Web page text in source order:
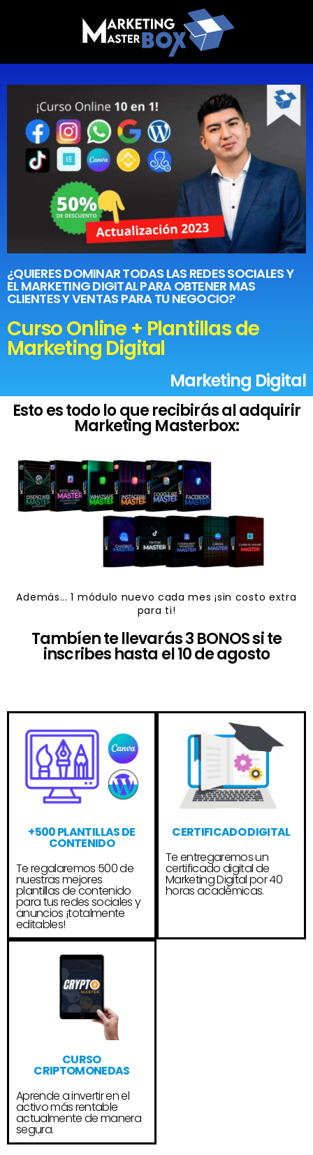
¿QUIERES DOMINAR TODAS LAS REDES SOCIALES Y
EL MARKETING DIGITAL PARA OBTENER MAS
CLIENTES Y VENTAS PARA TU NEGOCIO?
Curso Online + Plantillas de
Marketing Digital
Marketing Digital
Esto es todo lo que recibirás al adquirir
Marketing Masterbox:
Además... 1 módulo nuevo cada mes ¡sin costo extra
para ti!
Tambíen te llevarás 3 BONOS si te
inscribes hasta el 10 de agosto
+500 PLANTILLAS DE
CONTENIDO
Te regalaremos 500 de
nuestras mejores
plantillas de contenido
para tus redes sociales y
anuncios ¡totalmente
editables!
CERTIFICADO DIGITAL
Te entregaremos un
certificado digital de
Marketing Digital por 40
horas académicas.
CURSO
CRIPTOMONEDAS
Aprende a invertir en el
activo más rentable
actualmente de manera
segura.